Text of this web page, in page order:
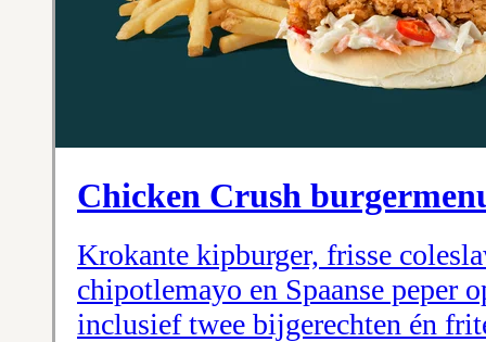
Chicken Crush
Krokante kipburger, frisse
chipotlemayo en Spaanse peper
inclusief twee bijgerechten én